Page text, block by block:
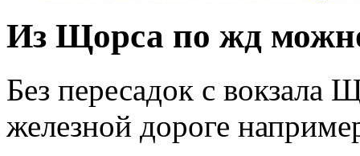
Из Щорса по жд
Без пересадок с вокзала
железной дороге